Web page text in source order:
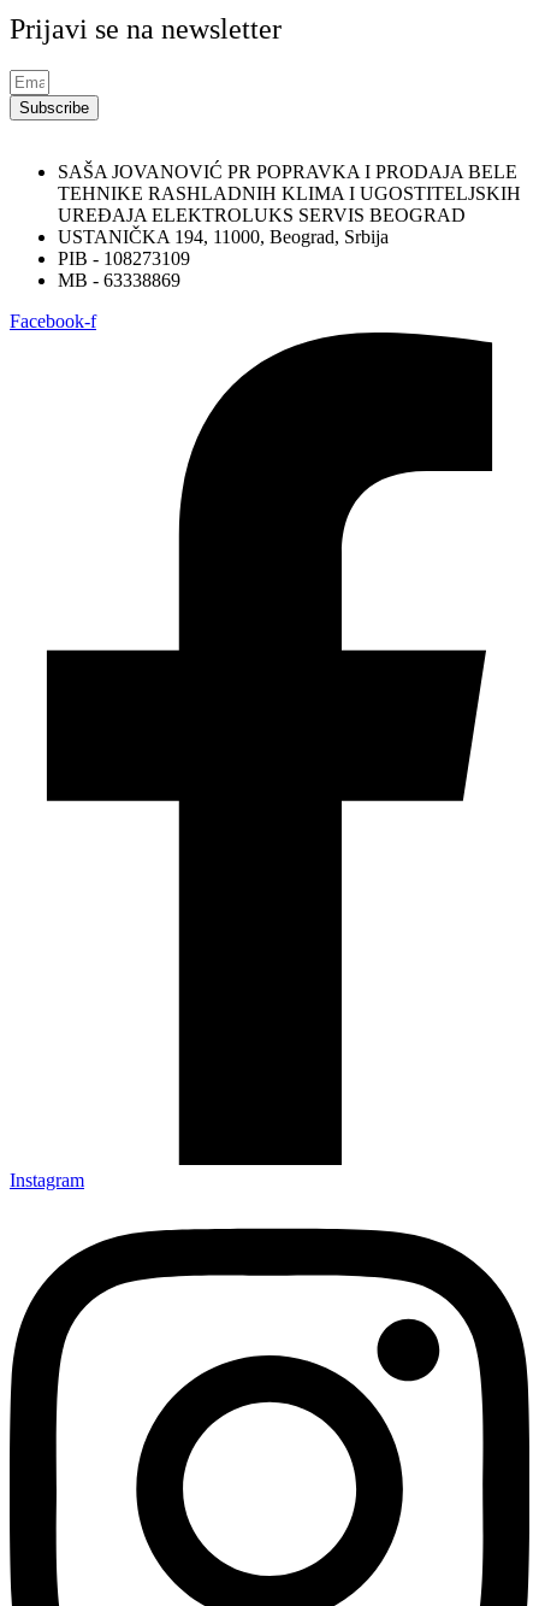
Prijavi se na newsletter
Subscribe
SAŠA JOVANOVIĆ PR POPRAVKA I PRODAJA BELE
TEHNIKE RASHLADNIH KLIMA I UGOSTITELJSKIH
UREĐAJA ELEKTROLUKS SERVIS BEOGRAD
USTANIČKA 194, 11000, Beograd, Srbija
PIB - 108273109
MB - 63338869
Facebook-f
Instagram